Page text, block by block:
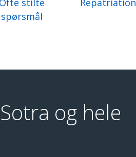
Ofte stilte
spørsmål
Repatriation
og hele